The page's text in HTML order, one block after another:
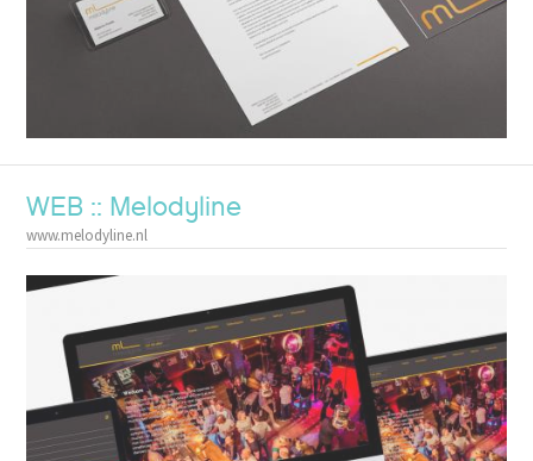
WEB :: Melodyline
www.melodyline.nl